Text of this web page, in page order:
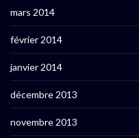
mars 2014
février 2014
janvier 2014
décembre 2013
novembre 2013